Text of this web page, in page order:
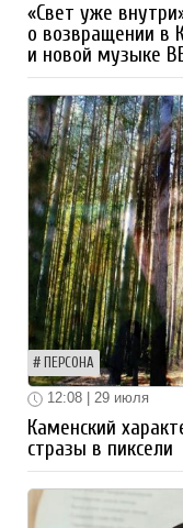
«Свет уже
о возвращении в
и новой музыке
ПЕРСОНА
12:08 | 29 июля
Каменский
стразы в пиксели